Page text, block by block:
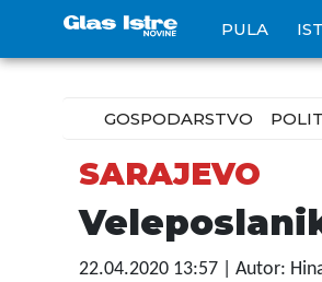
PULA
GOSPODARSTVO
SARAJEVO
22.04.2020 13:57 | Autor: